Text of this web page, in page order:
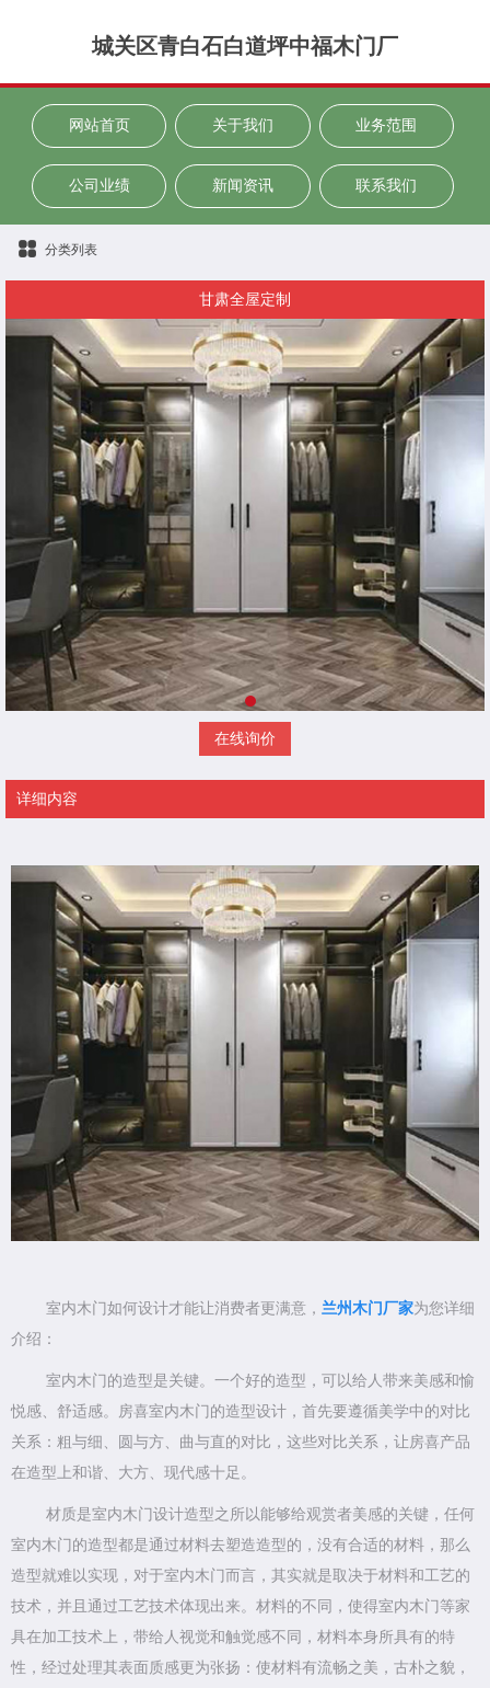
城关区青白石白道坪中福木门厂
网站首页 关于我们 业务范围
公司业绩 新闻资讯 联系我们
分类列表
甘肃全屋定制
在线询价
详细内容
室内木门如何设计才能让消费者更满意， 兰州木门厂家为您详细
介绍：
室内木门的造型是关键。一个好的造型，可以给人带来美感和愉
悦感、舒适感。房喜室内木门的造型设计，首先要遵循美学中的对比
关系：粗与细、圆与方、曲与直的对比，这些对比关系，让房喜产品
在造型上和谐、大方、现代感十足。
材质是室内木门设计造型之所以能够给观赏者美感的关键，任何
室内木门的造型都是通过材料去塑造造型的，没有合适的材料，那么
造型就难以实现，对于室内木门而言，其实就是取决于材料和工艺的
技术，并且通过工艺技术体现出来。材料的不同，使得室内木门等家
具在加工技术上，带给人视觉和触觉感不同，材料本身所具有的特
性，经过处理其表面质感更为张扬：使材料有流畅之美，古朴之貌，